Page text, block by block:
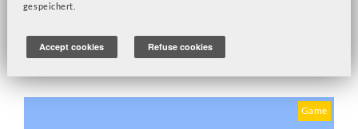
gespeichert.
Accept cookies Refuse cookies
Game